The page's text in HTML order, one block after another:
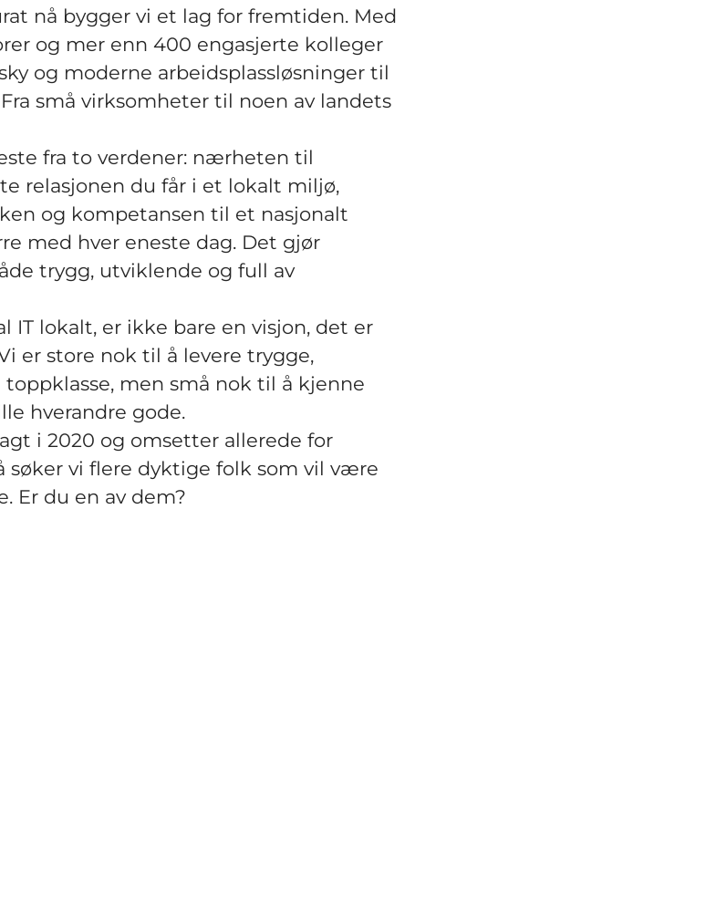
nå bygger vi et lag for fremtiden. Med
og mer enn 400 engasjerte kolleger
og moderne arbeidsplassløsninger til
små virksomheter til noen av landets
fra to verdener: nærheten til
relasjonen du får i et lokalt miljø,
og kompetansen til et nasjonalt
med hver eneste dag. Det gjør
trygg, utviklende og full av
IT lokalt, er ikke bare en visjon, det er
er store nok til å levere trygge,
men små nok til å kjenne
hverandre gode.
i 2020 og omsetter allerede for
søker vi flere dyktige folk som vil være
Er du en av dem?